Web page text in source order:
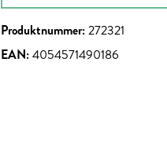
Produktnummer:272321
EAN:4054571490186